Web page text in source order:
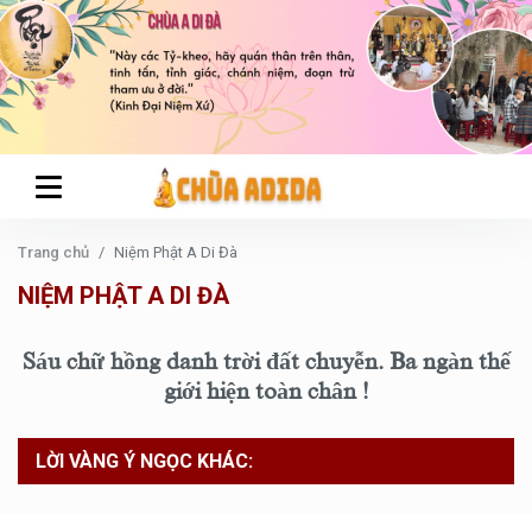
Trang chủ Niệm Phật A Di Đà
NIỆM PHẬT A DI ĐÀ
Sáu chữ hồng danh trời đất chuyễn. Ba ngàn thế
giới hiện toàn chân !
LỜI VÀNG Ý NGỌC KHÁC: